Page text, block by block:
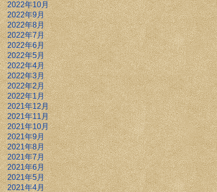
2022年10月
2022年9月
2022年8月
2022年7月
2022年6月
2022年5月
2022年4月
2022年3月
2022年2月
2022年1月
2021年12月
2021年11月
2021年10月
2021年9月
2021年8月
2021年7月
2021年6月
2021年5月
2021年4月